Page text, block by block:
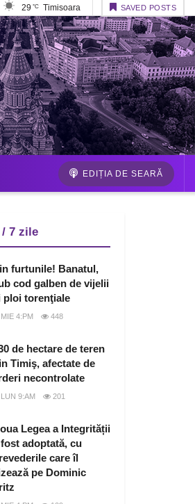
29 °C Timisoara SAVED POSTS
EDIȚIA DE SEARĂ
/ 7 zile
furtunile! Banatul,
cod galben de vijelii
ploi torenţiale
4:PM 448
de hectare de teren
Timiş, afectate de
necontrolate
9:AM 201
Legea a Integrității
adoptată, cu
care îl
pe Dominic